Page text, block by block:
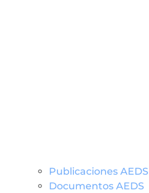
Publicaciones AEDS
Documentos AEDS